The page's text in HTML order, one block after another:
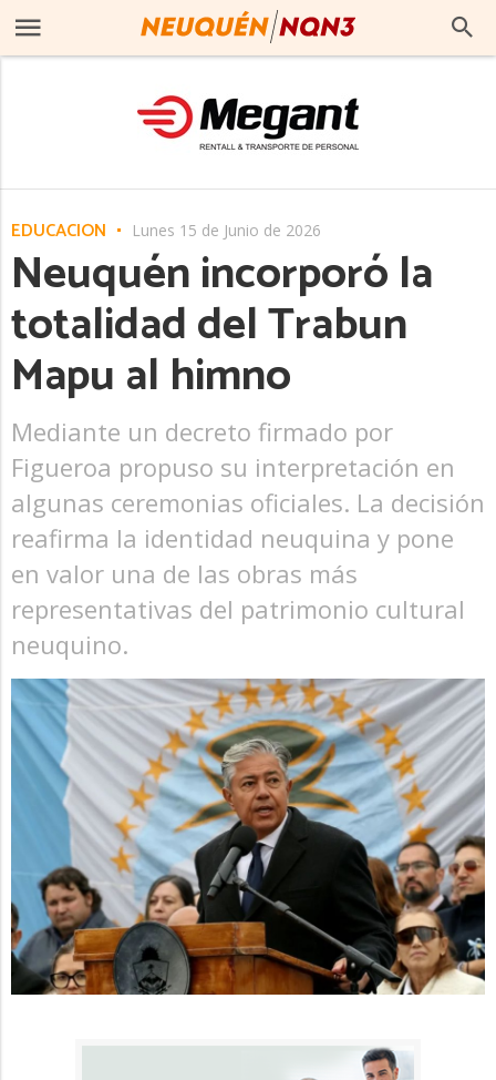
EDUCACIÓN Lunes 15 de Junio de 2026
Neuquén incorporó la
totalidad del Trabun
Mapu al himno
Mediante un decreto firmado por
Figueroa propuso su interpretación en
algunas ceremonias oficiales. La decisión
reafirma la identidad neuquina y pone
en valor una de las obras más
representativas del patrimonio cultural
neuquino.